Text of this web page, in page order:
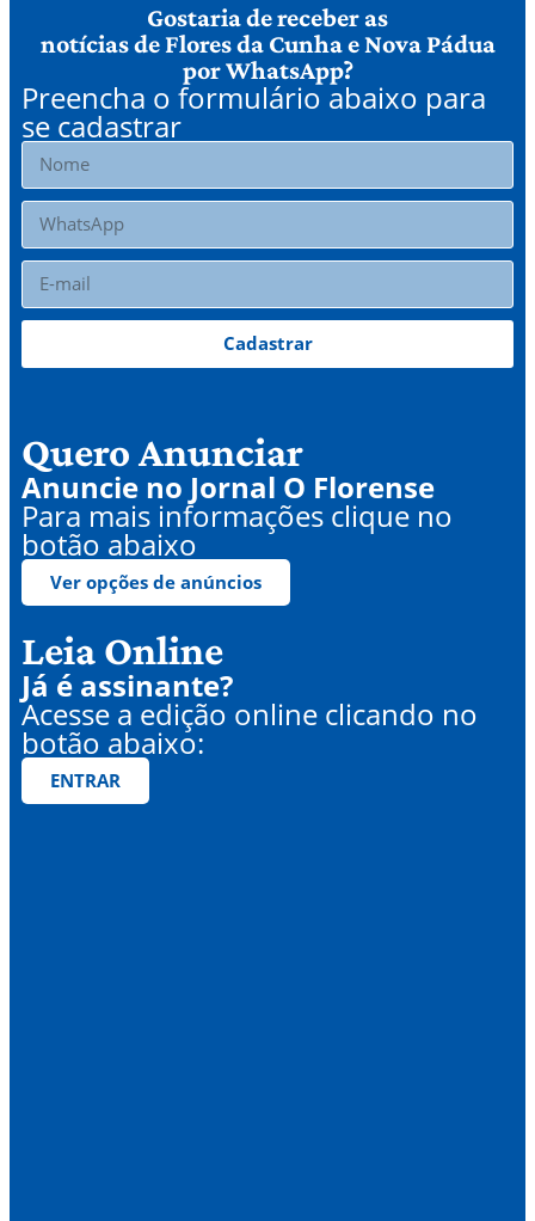
Gostaria de receber as
notícias de Flores da Cunha e Nova Pádua
por WhatsApp?
Preencha o formulário abaixo para
se cadastrar
Cadastrar
Quero Anunciar
Anuncie no Jornal O Florense
Para mais informações clique no
botão abaixo
Ver opções de anúncios
Leia Online
Já é assinante?
Acesse a edição online clicando no
botão abaixo:
ENTRAR